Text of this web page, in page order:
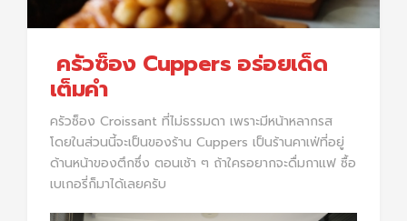
ครัวซ็อง Cuppers อร่อยเด็ด
เต็มคำ
ครัวซ็อง Croissant ที่ไม่ธรรมดา เพราะมีหน้าหลากรส
โดยในส่วนนี้จะเป็นของร้าน Cuppers เป็นร้านคาเฟ่ที่อยู่
ด้านหน้าของตึกซึ่ง ตอนเช้า ๆ ถ้าใครอยากจะดื่มกาแฟ ซื้อ
เบเกอรี่ก็มาได้เลยครับ